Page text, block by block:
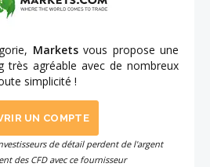
Marketsvous propose une
très agréable avec de nombreux
simplicité !
UN COMPTE
de détail perdent de l'argent
des CFD avec ce fournisseur